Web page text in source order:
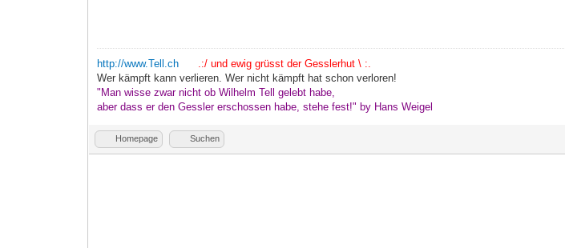
http://www.Tell.ch
.:/ und ewig grüsst der Gesslerhut \ :.
Wer kämpft kann verlieren. Wer nicht kämpft hat schon verloren!
"Man wisse zwar nicht ob Wilhelm Tell gelebt habe,
aber dass er den Gessler erschossen habe, stehe fest!" by Hans Weigel
Homepage Suchen